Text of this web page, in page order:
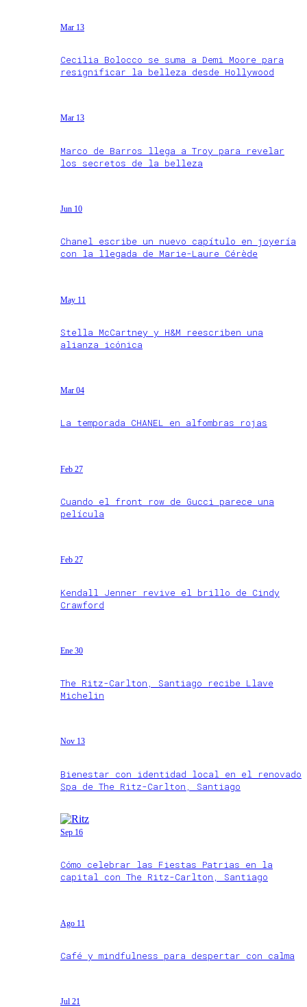
Mar 13
Cecilia Bolocco se suma a Demi Moore para
resignificar la belleza desde Hollywood
Mar 13
Marco de Barros llega a Troy para revelar
los secretos de la belleza
Jun 10
Chanel escribe un nuevo capítulo en joyería
con la llegada de Marie-Laure Cérède
May 11
Stella McCartney y H&M reescriben una
alianza icónica
Mar 04
La temporada CHANEL en alfombras rojas
Feb 27
Cuando el front row de Gucci parece una
película
Feb 27
Kendall Jenner revive el brillo de Cindy
Crawford
Ene 30
The Ritz-Carlton, Santiago recibe Llave
Michelin
Nov 13
Bienestar con identidad local en el renovado
Spa de The Ritz-Carlton, Santiago
Sep 16
Cómo celebrar las Fiestas Patrias en la
capital con The Ritz-Carlton, Santiago
Ago 11
Café y mindfulness para despertar con calma
Jul 21